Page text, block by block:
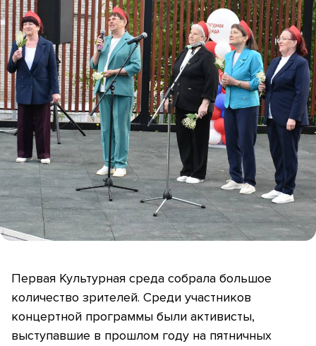
Первая Культурная среда собрала большое
количество зрителей. Среди участников
концертной программы были активисты,
выступавшие в прошлом году на пятничных